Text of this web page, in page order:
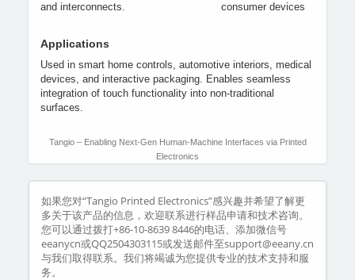
and interconnects.
consumer devices
Applications
Used in smart home controls, automotive interiors, medical
devices, and interactive packaging. Enables seamless
integration of touch functionality into non-traditional
surfaces.
Tangio – Enabling Next-Gen Human-Machine Interfaces via Printed
Electronics
如果您对“Tangio Printed Electronics”感兴趣并希望了解更
多关于该产品的信息，欢迎联系进行样品申请和技术咨询。
您可以通过拨打+86-10-8639 8446的电话、添加微信号
eeanycn或QQ2504303115或发送邮件至support@eeany.cn
与我们取得联系。我们将竭诚为您提供专业的技术支持和服
务。